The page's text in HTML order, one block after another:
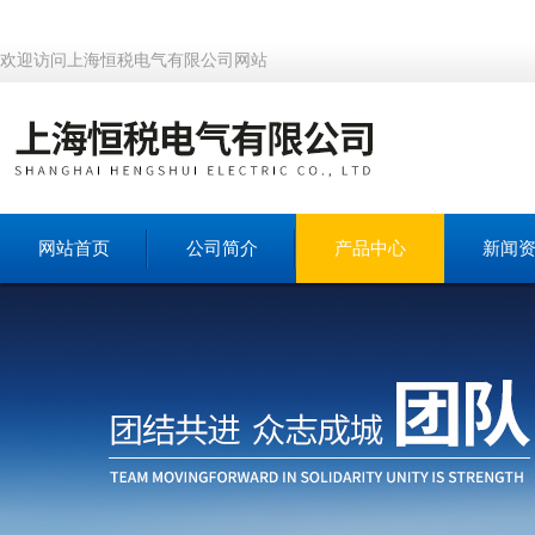
欢迎访问上海恒税电气有限公司网站
网站首页 公司简介 产品中心 新闻